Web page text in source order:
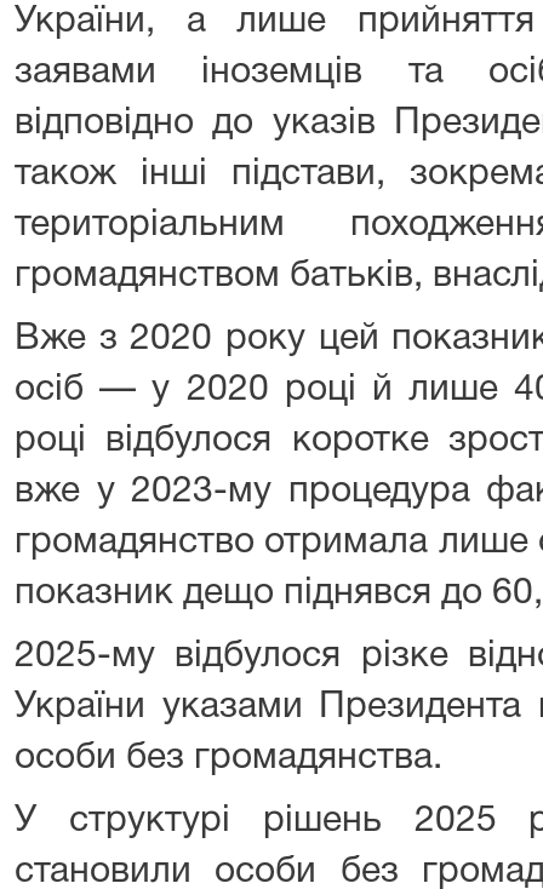
України, а лише
заявами іноземців та
відповідно до указів
також інші підстави,
територіальним
громадянством батьків,
Вже з 2020 року цей
осіб — у 2020 році й лише
році відбулося коротке
вже у 2023-му процедура
громадянство отримала лише
показник дещо піднявся до
2025-му відбулося різке
України указами Президента
особи без громадянства.
У структурі рішень 2025
становили особи без